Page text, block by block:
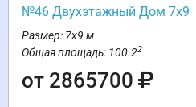
№46 Двухэтажный Дом 7х9
Размер: 7х9 м
Общая площадь: 100.22
от 2865700